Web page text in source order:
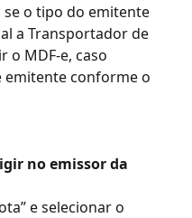
se o tipo do emitente
a Transportador de
o MDF-e, caso
emitente conforme o
no emissor da
e selecionar o